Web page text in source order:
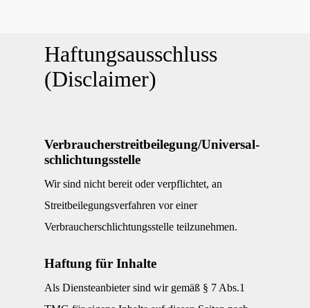
Haftungsausschluss
(Disclaimer)
Verbraucher­streit­beilegung/Universal­
schlichtungs­stelle
Wir sind nicht bereit oder verpflichtet, an
Streitbeilegungsverfahren vor einer
Verbraucherschlichtungsstelle teilzunehmen.
Haftung für Inhalte
Als Diensteanbieter sind wir gemäß § 7 Abs.1